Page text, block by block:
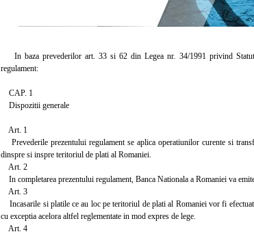
In baza prevederilor art. 33 si 62 din Legea nr. 34/1991 privind
regulament:
CAP. 1
Dispozitii generale
Art. 1
Prevederile prezentului regulament se aplica operatiunilor curente si
dinspre si inspre teritoriul de plati al Romaniei.
Art. 2
In completarea prezentului regulament, Banca Nationala a Romaniei va
Art. 3
Incasarile si platile ce au loc pe teritoriul de plati al Romaniei vor fi
cu exceptia acelora altfel reglementate in mod expres de lege.
Art. 4